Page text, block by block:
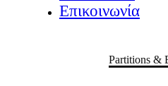
Επικοινωνία
Partitions &